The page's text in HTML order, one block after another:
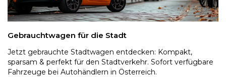
Gebrauchtwagen für die Stadt
Jetzt gebrauchte Stadtwagen entdecken: Kompakt,
sparsam & perfekt für den Stadtverkehr. Sofort verfügbare
Fahrzeuge bei Autohändlern in Österreich.